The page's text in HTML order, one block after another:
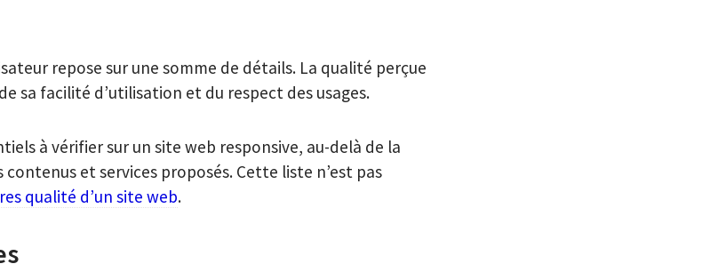
repose sur une somme de détails. La qualité perçue
sa facilité d’utilisation et du respect des usages.
à vérifier sur un site web responsive, au-delà de la
et services proposés. Cette liste n’est pas
qualité d’un site web.